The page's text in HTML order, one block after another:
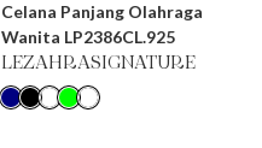
Celana Panjang Olahraga
Wanita LP2386CL.925
LEZAHRASIGNATURE